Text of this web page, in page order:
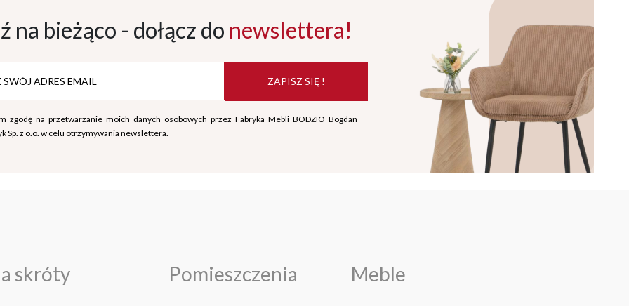
na bieżąco - dołącz do newslettera!
ZAPISZ SIĘ !
zgodę na przetwarzanie moich danych osobowych przez Fabryka Mebli BODZIO Bogdan
Sp. z o.o. w celu otrzymywania newslettera.
skróty Pomieszczenia Meble